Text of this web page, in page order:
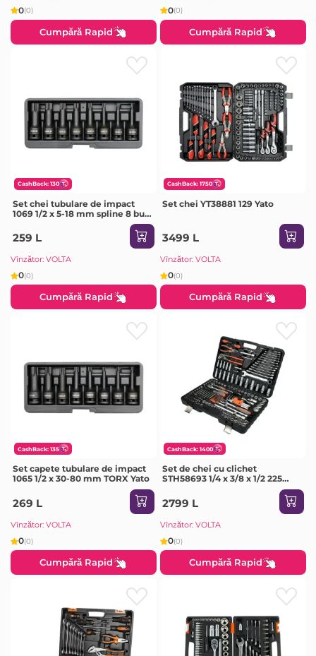
0(0)
Cumpără Rapid
0(0)
Cumpără Rapid
CashBack: 130
Set chei tubulare de impact
1069 1/2 x 5-18 mm spline 8 buc.
259 L
Vînzător: VOLTA
0(0)
Cumpără Rapid
CashBack: 1750
Set chei YT38881 129 Yato
3499 L
Vînzător: VOLTA
0(0)
Cumpără Rapid
CashBack: 135
Set capete tubulare de impact
1065 1/2 x 30-80 mm TORX Yato
269 L
Vînzător: VOLTA
0(0)
Cumpără Rapid
CashBack: 1400
Set de chei cu clichet
STH58693 1/4 x 3/8 x 1/2 225
2799 L
Vînzător: VOLTA
0(0)
Cumpără Rapid